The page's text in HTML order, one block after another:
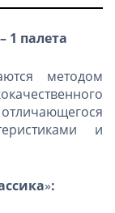
палета
методом
и
»: